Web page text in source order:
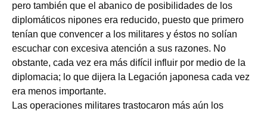
pero también que el abanico de posibilidades de los
diplomáticos nipones era reducido, puesto que primero
tenían que convencer a los militares y éstos no solían
escuchar con excesiva atención a sus razones. No
obstante, cada vez era más difícil influir por medio de la
diplomacia; lo que dijera la Legación japonesa cada vez
era menos importante.
Las operaciones militares trastocaron más aún los